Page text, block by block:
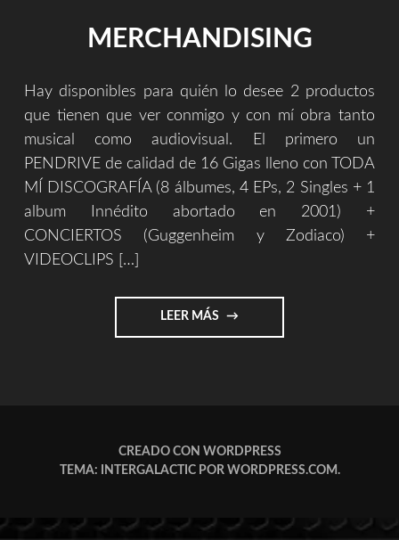
MERCHANDISING
Hay disponibles para quién lo desee 2 productos
que tienen que ver conmigo y con mí obra tanto
musical como audiovisual. El primero un
PENDRIVE de calidad de 16 Gigas lleno con TODA
MÍ DISCOGRAFÍA (8 álbumes, 4 EPs, 2 Singles + 1
album Innédito abortado en 2001) +
CONCIERTOS (Guggenheim y Zodiaco) +
VIDEOCLIPS […]
LEER MÁS "MERCHANDISING"
CREADO CON WORDPRESS
TEMA: INTERGALACTIC POR WORDPRESS.COM.